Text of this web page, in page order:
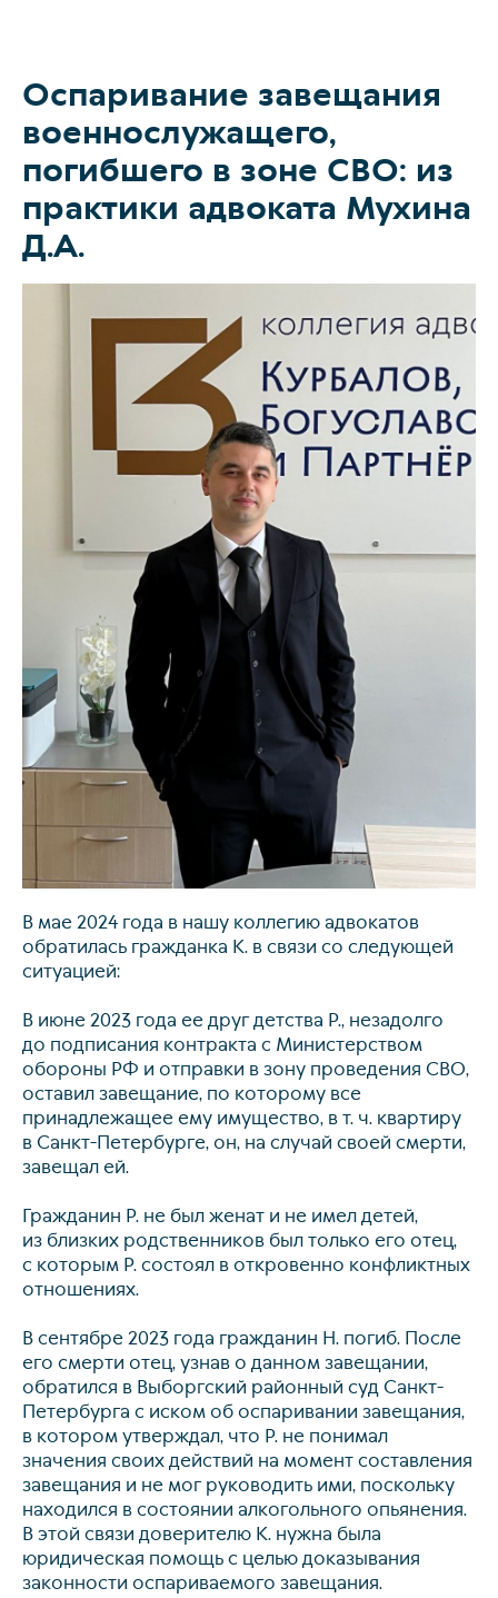
Практики
Команда
Карьера
Контакты
+7 911 925-
Оспаривание завещания
военнослужащего,
погибшего в зоне СВО: из
практики адвоката Мухина
Д.А.
В мае 2024 года в нашу коллегию адвокатов
обратилась гражданка К. в связи со следующей
ситуацией:
В июне 2023 года ее друг детства Р., незадолго
до подписания контракта с Министерством
обороны РФ и отправки в зону проведения СВО,
оставил завещание, по которому все
принадлежащее ему имущество, в т. ч. квартиру
в Санкт-Петербурге, он, на случай своей смерти,
завещал ей.
Гражданин Р. не был женат и не имел детей,
из близких родственников был только его отец,
с которым Р. состоял в откровенно конфликтных
отношениях.
В сентябре 2023 года гражданин Н. погиб. После
его смерти отец, узнав о данном завещании,
обратился в Выборгский районный суд Санкт-
Петербурга с иском об оспаривании завещания,
в котором утверждал, что Р. не понимал
значения своих действий на момент составления
завещания и не мог руководить ими, поскольку
находился в состоянии алкогольного опьянения.
В этой связи доверителю К. нужна была
юридическая помощь с целью доказывания
законности оспариваемого завещания.